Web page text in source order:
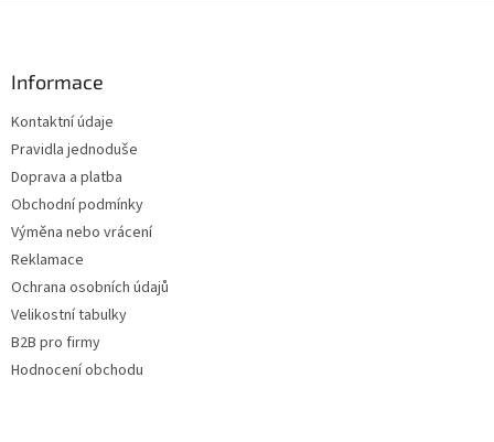
Informace
Kontaktní údaje
Pravidla jednoduše
Doprava a platba
Obchodní podmínky
Výměna nebo vrácení
Reklamace
Ochrana osobních údajů
Velikostní tabulky
B2B pro firmy
Hodnocení obchodu